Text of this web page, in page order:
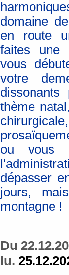
domaine
en route
faites une
vous
votre
thème
ou vous
dépasser
jours,
montagne !
Du
lu.